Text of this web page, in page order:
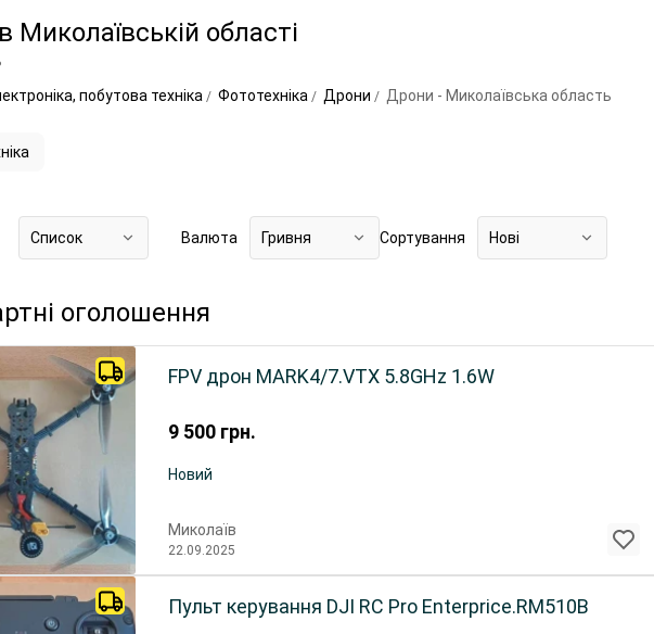
Миколаївській області
побутова техніка Фототехніка Дрони Дрони - Миколаївська область
Список Валюта Гривня Сортування Нові
оголошення
9 500 грн.
FPV дрон MARK4/7.VTX 5.8GHz 1.6W
Новий
Миколаїв
22.09.2025
Пульт керування DJI RC Pro Enterprice.RM510B